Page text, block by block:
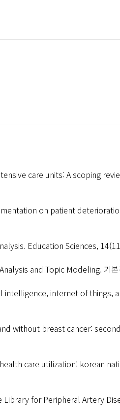
care units: A scoping
on patient
Education Sciences,
and Topic Modeling. 기
intelligence, internet of
without breast cancer:
care utilization: korean
for Peripheral Artery